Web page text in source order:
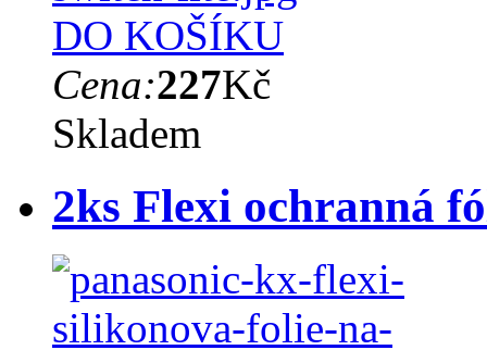
DO KOŠÍKU
Cena:227Kč
Skladem
2ks Flexi ochranná